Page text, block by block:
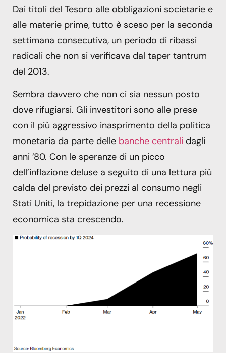
Dai titoli del Tesoro alle obbligazioni societarie e
alle materie prime, tutto è sceso per la seconda
settimana consecutiva, un periodo di ribassi
radicali che non si verificava dal taper tantrum
del 2013.
Sembra davvero che non ci sia nessun posto
dove rifugiarsi. Gli investitori sono alle prese
con il più aggressivo inasprimento della politica
monetaria da parte delle banche centrali dagli
anni ’80. Con le speranze di un picco
dell’inflazione deluse a seguito di una lettura più
calda del previsto dei prezzi al consumo negli
Stati Uniti, la trepidazione per una recessione
economica sta crescendo.